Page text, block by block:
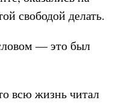
свободой делать.
— это был
всю жизнь читал